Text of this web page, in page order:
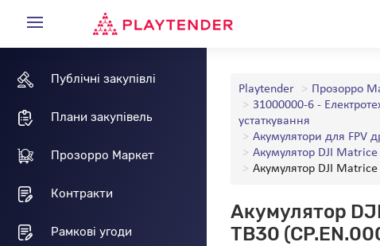
Публічні закупівлі
Плани закупівель
Прозорро Маркет
Контракти
Рамкові угоди
Playtender
Прозорро
31000000-6 -
устаткування
Акумулятори для FPV
Акумулятор DJI
Акумулятор DJI
Акумулятор
TB30